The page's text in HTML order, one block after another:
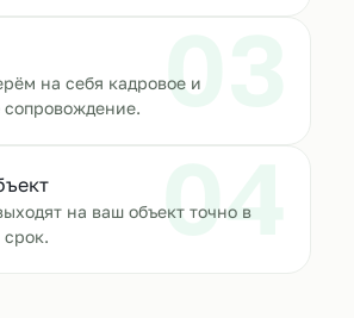
03
на себя кадровое и
04
на ваш объект точно в